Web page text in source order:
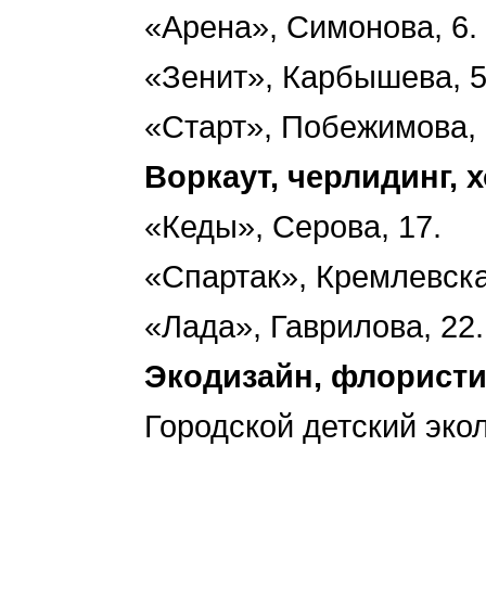
«Арена», Симонова, 6.
«Зенит», Карбышева,
«Старт», Побежимова,
Воркаут, черлидинг,
«Кеды», Серова, 17.
«Спартак»,
«Лада», Гаврилова, 22.
Экодизайн,
Городской детский